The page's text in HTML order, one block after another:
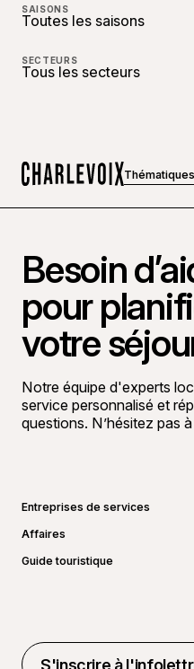
SAISONS
Toutes les saisons
SECTEURS
Tous les secteurs
Thématiques
Besoin
pour
votre
Notre équipe d'experts
service personnalisé et
questions. N’hésitez pas à
Entreprises de services
Affaires
Guide touristique
S'inscrire à